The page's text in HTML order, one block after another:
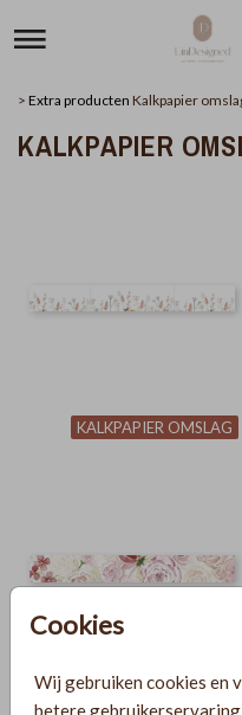
Cookies
Wij gebruiken cookies en
betere
> Extra producten Kalkpapier
KALKPAPIER
KALKPAPIER OMSLAG